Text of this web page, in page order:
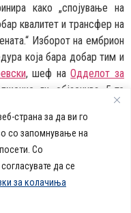
страна за да ви го
со запомнување на
Со
да се
за колачиња
како „спојување на
квалитет и трансфер на
Изборот на ембрион
која бара добар тим и
, шеф наОдделот за
ги објаснува 5-те
шансите за успешно ин
-